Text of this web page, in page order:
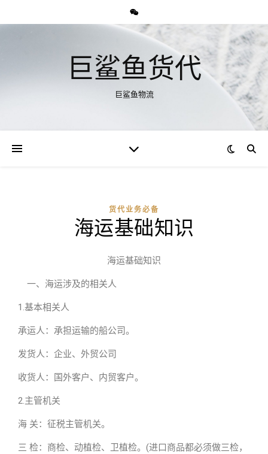
巨鲨鱼货代
巨鲨鱼物流
货代业务必备
海运基础知识
海运基础知识
一、海运涉及的相关人
1.基本相关人
承运人：承担运输的船公司。
发货人：企业、外贸公司
收货人：国外客户、内贸客户。
2.主管机关
海 关：征税主管机关。
三 检：商检、动植检、卫植检。(进口商品都必须做三检，